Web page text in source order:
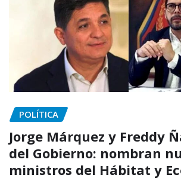
POLÍTICA
Jorge Márquez y Freddy
del Gobierno: nombran
ministros del Hábitat y